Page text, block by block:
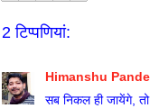
2 टिप्‍पणियां:
Himanshu
सब निकल ही जायेंगे, तो